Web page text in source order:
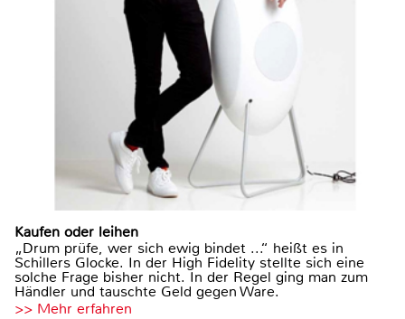
Kaufen oder leihen
„Drum prüfe, wer sich ewig bindet ...“ heißt es in
Schillers Glocke. In der High Fidelity stellte sich eine
solche Frage bisher nicht. In der Regel ging man zum
Händler und tauschte Geld gegen Ware.
>> Mehr erfahren